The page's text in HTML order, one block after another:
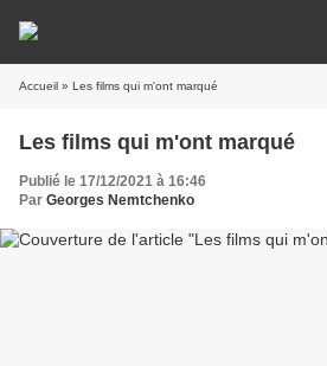
Accueil » Les films qui m'ont marqué
Les films qui m'ont marqué
Publié le 17/12/2021 à 16:46
Par Georges Nemtchenko